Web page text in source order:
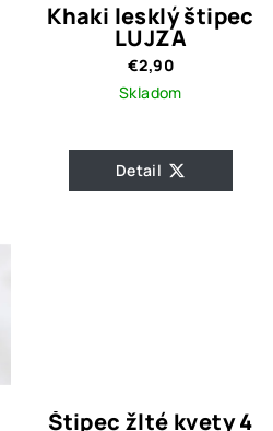
Khaki lesklý štipec
LUJZA
€2,90
Skladom
Detail
Štipec žlté kvety 4